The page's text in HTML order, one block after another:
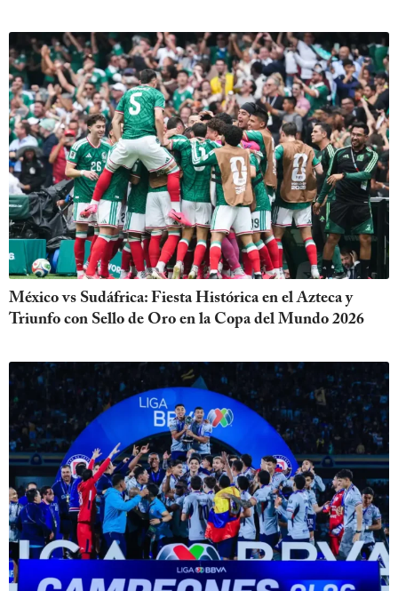
México vs Sudáfrica: Fiesta Histórica en el Azteca y
Triunfo con Sello de Oro en la Copa del Mundo 2026